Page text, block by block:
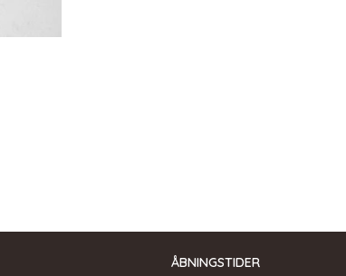
ÅBNINGSTIDER